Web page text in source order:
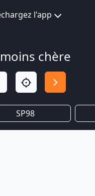
l'app
chère
SP98